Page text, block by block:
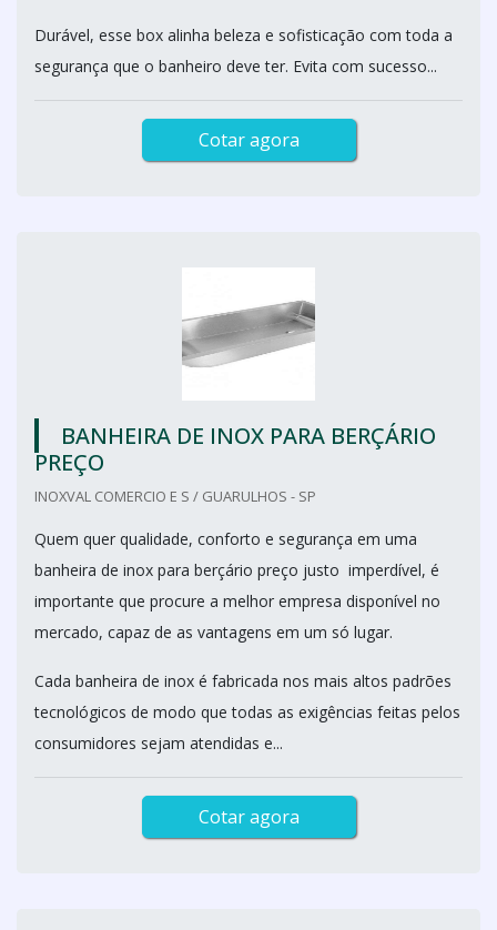
Durável, esse box alinha beleza e sofisticação com toda a
segurança que o banheiro deve ter. Evita com sucesso...
Cotar agora
BANHEIRA DE INOX PARA BERÇÁRIO
PREÇO
INOXVAL COMERCIO E S / GUARULHOS - SP
Quem quer qualidade, conforto e segurança em uma
banheira de inox para berçário preço justo imperdível, é
importante que procure a melhor empresa disponível no
mercado, capaz de as vantagens em um só lugar.
Cada banheira de inox é fabricada nos mais altos padrões
tecnológicos de modo que todas as exigências feitas pelos
consumidores sejam atendidas e...
Cotar agora